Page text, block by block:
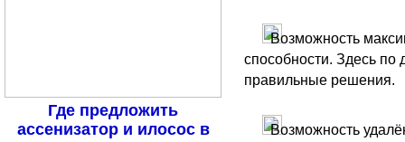
Возможность
способности. Здесь по
правильные решения.
Возможность
Где предложить
ассенизатор и илосос в